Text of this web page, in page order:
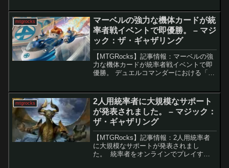
2022年のUnfinityセットからド...
mtgrocks
マーベルの強力な機体カードが統
率者戦イベントで即優勝。 – マジ
ック：ザ・ギャザリング
【MTGRocks】記事情報：マーベルの強
力な機体カードが統率者戦イベントで即
優勝。 デュエルコマンダーにおける「フ
れた「ファンタスティッカー」は、デュ
エルコマンダー...
mtgrocks
2人用統率者に大規模なサポート
が発表されました。 – マジック：
ザ・ギャザリング
【MTGRocks】記事情報：2人用統率者
に大規模なサポートが発表されまし
た。 統率者をオンラインでプレイする